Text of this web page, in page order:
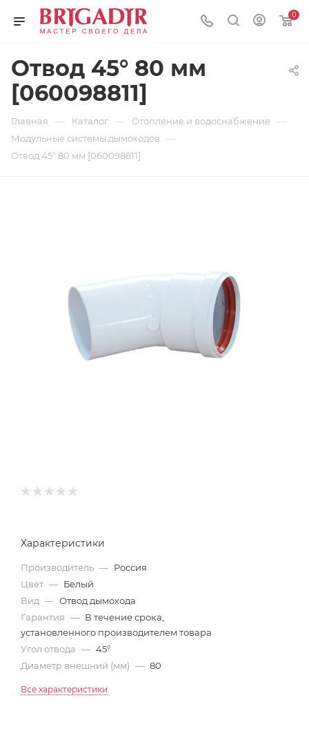
0
Отвод 45° 80 мм
[060098811]
Главная — Каталог — Отопление и водоснабжение —
Модульные системы дымоходов —
Отвод 45° 80 мм [060098811]
Характеристики
Производитель — Россия
Цвет — Белый
Вид — Отвод дымохода
Гарантия — В течение срока,
установленного производителем товара
Угол отвода — 45°
Диаметр внешний (мм) — 80
Все характеристики